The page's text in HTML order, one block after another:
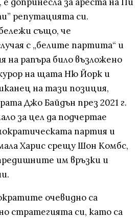
репутацията си.
също, че
с „белите партита“ и
на рапъра било възложено
на щата Ню Йорк и
на тази позиция,
Джо Байдън през 2021 г.
за цел да подчертае
партия и
Харис срещу Шон Комбс,
им връзки и
очевидно са
стратегията си, като са